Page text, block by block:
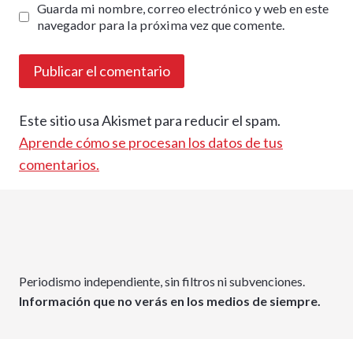
Guarda mi nombre, correo electrónico y web en este
navegador para la próxima vez que comente.
Este sitio usa Akismet para reducir el spam.
Aprende cómo se procesan los datos de tus
comentarios.
Periodismo independiente, sin filtros ni subvenciones.
Información que no verás en los medios de siempre.